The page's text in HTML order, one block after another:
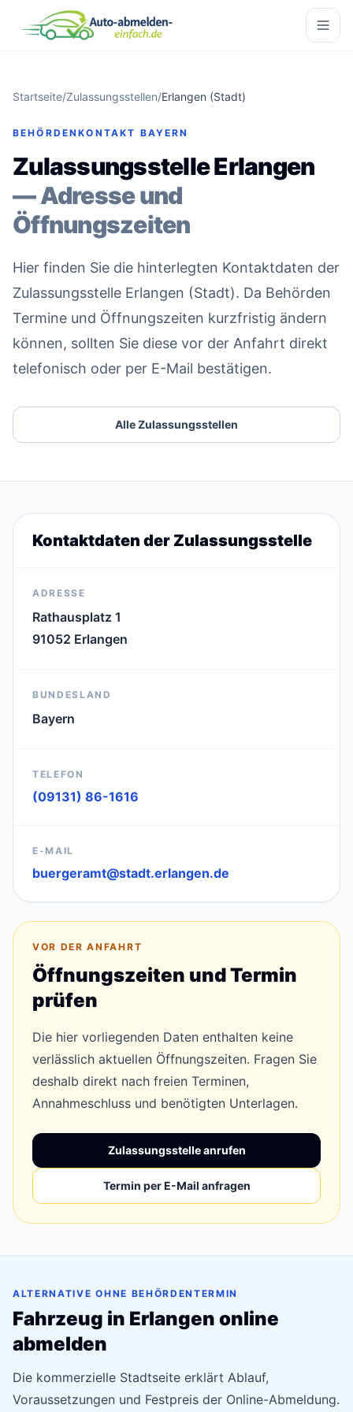
Startseite/Zulassungsstellen/Erlangen (Stadt)
BEHÖRDENKONTAKT BAYERN
Zulassungsstelle Erlangen
— Adresse und
Öffnungszeiten
Hier finden Sie die hinterlegten Kontaktdaten der
Zulassungsstelle Erlangen (Stadt). Da Behörden
Termine und Öffnungszeiten kurzfristig ändern
können, sollten Sie diese vor der Anfahrt direkt
telefonisch oder per E-Mail bestätigen.
Alle Zulassungsstellen
Kontaktdaten der Zulassungsstelle
ADRESSE
Rathausplatz 1
91052 Erlangen
BUNDESLAND
Bayern
TELEFON
(09131) 86-1616
E-MAIL
buergeramt@stadt.erlangen.de
VOR DER ANFAHRT
Öffnungszeiten und Termin
prüfen
Die hier vorliegenden Daten enthalten keine
verlässlich aktuellen Öffnungszeiten. Fragen Sie
deshalb direkt nach freien Terminen,
Annahmeschluss und benötigten Unterlagen.
Zulassungsstelle anrufen
Termin per E-Mail anfragen
ALTERNATIVE OHNE BEHÖRDENTERMIN
Fahrzeug in Erlangen online
abmelden
Die kommerzielle Stadtseite erklärt Ablauf,
Voraussetzungen und Festpreis der Online-Abmeldung.